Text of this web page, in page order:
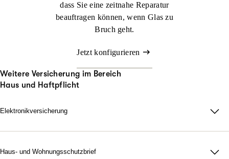
dass Sie eine zeitnahe Reparatur
beauftragen können, wenn Glas zu
Bruch geht.
Jetzt konfigurieren
Weitere Versicherung im Bereich
Haus und Haftpflicht
Elektronikversicherung
Bei uns können Sie mit der Elektronikversicherung nahezu alle
Haus- und Wohnungsschutzbrief